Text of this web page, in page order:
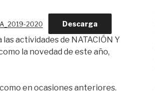
2020 Descarga
actividades de NATACIÓN Y
la novedad de este año,
en ocasiones anteriores.